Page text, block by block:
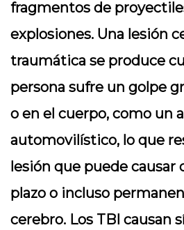
fragmentos de
explosiones. Una lesión
traumática se produce
persona sufre un golpe
o en el cuerpo, como un
automovilístico, lo que
lesión que puede causar
plazo o incluso
cerebro. Los TBI causan